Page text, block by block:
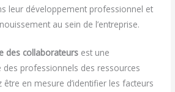
leur développement professionnel et
au sein de l’entreprise.
des collaborateurs est une
des professionnels des ressources
en mesure d’identifier les facteurs